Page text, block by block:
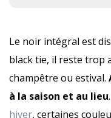
Le noir intégral est
black tie, il reste trop
champêtre ou estival.
à la saison et au lieu
hiver, certaines